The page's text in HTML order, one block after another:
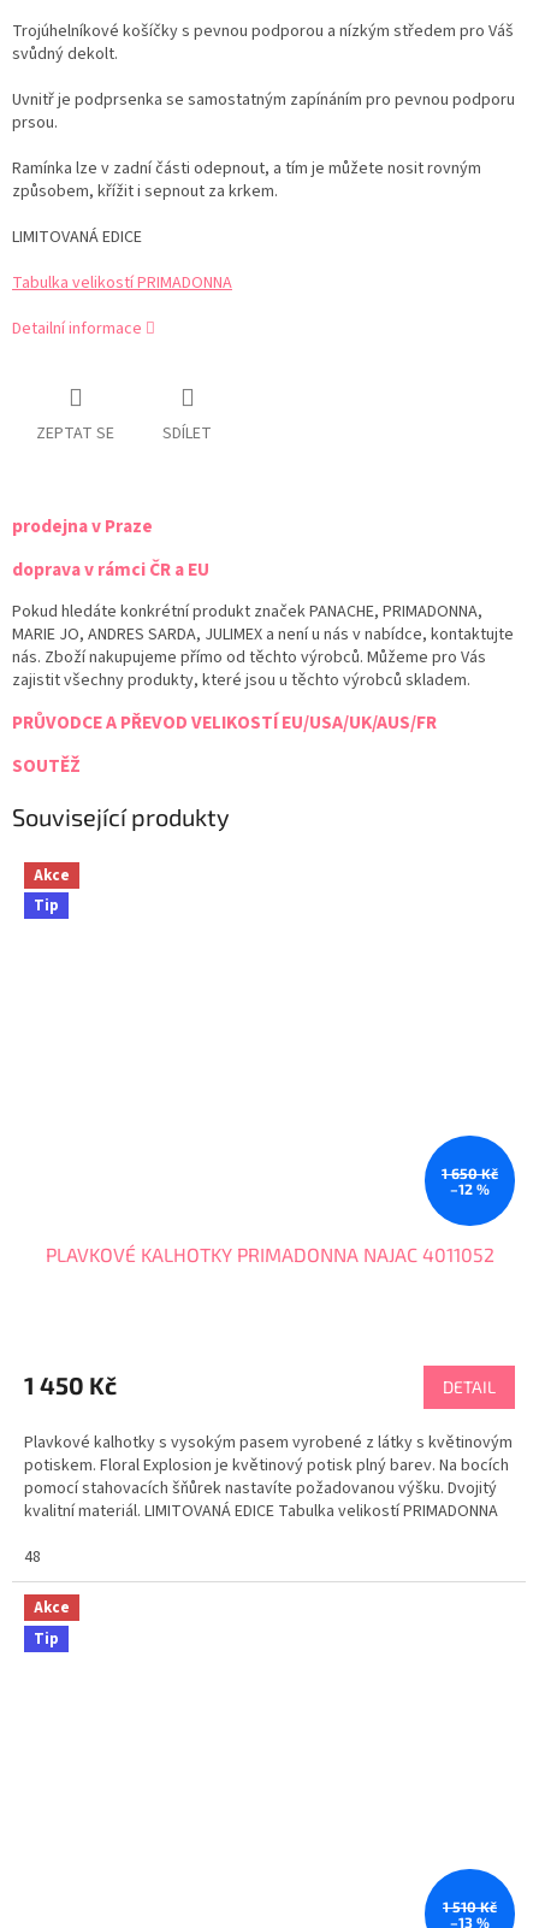
Trojúhelníkové košíčky s pevnou podporou a nízkým středem pro Váš
svůdný dekolt.
Uvnitř je podprsenka se samostatným zapínáním pro pevnou podporu
prsou.
Ramínka lze v zadní části odepnout, a tím je můžete nosit rovným
způsobem, křížit i sepnout za krkem.
LIMITOVANÁ EDICE
Tabulka velikostí PRIMADONNA
Detailní informace
ZEPTAT SE SDÍLET
prodejna v Praze
doprava v rámci ČR a EU
Pokud hledáte konkrétní produkt značek PANACHE, PRIMADONNA,
MARIE JO, ANDRES SARDA, JULIMEX a není u nás v nabídce, kontaktujte
nás. Zboží nakupujeme přímo od těchto výrobců. Můžeme pro Vás
zajistit všechny produkty, které jsou u těchto výrobců skladem.
PRŮVODCE A PŘEVOD VELIKOSTÍ EU/USA/UK/AUS/FR
SOUTĚŽ
Související produkty
Akce
Tip
1 650 Kč
–12 %
PLAVKOVÉ KALHOTKY PRIMADONNA NAJAC 4011052
1 450 Kč DETAIL
Plavkové kalhotky s vysokým pasem vyrobené z látky s květinovým
potiskem. Floral Explosion je květinový potisk plný barev. Na bocích
pomocí stahovacích šňůrek nastavíte požadovanou výšku. Dvojitý
kvalitní materiál. LIMITOVANÁ EDICE Tabulka velikostí PRIMADONNA
48
Akce
Tip
1 510 Kč
–13 %